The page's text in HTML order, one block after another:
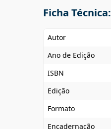
Ficha Técnica:
Autor
Ano de Edição
ISBN
Edição
Formato
Encadernação